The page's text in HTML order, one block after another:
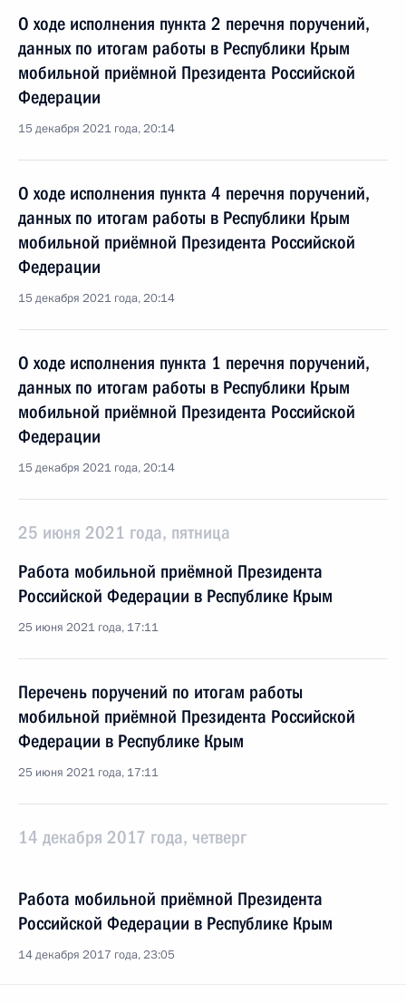
О ходе исполнения пункта 2 перечня поручений,
данных по итогам работы в Республики Крым
мобильной приёмной Президента Российской
Федерации
15 декабря 2021 года, 20:14
О ходе исполнения пункта 4 перечня поручений,
данных по итогам работы в Республики Крым
мобильной приёмной Президента Российской
Федерации
15 декабря 2021 года, 20:14
О ходе исполнения пункта 1 перечня поручений,
данных по итогам работы в Республики Крым
мобильной приёмной Президента Российской
Федерации
15 декабря 2021 года, 20:14
25 июня 2021 года, пятница
Работа мобильной приёмной Президента
Российской Федерации в Республике Крым
25 июня 2021 года, 17:11
Перечень поручений по итогам работы
мобильной приёмной Президента Российской
Федерации в Республике Крым
25 июня 2021 года, 17:11
14 декабря 2017 года, четверг
Работа мобильной приёмной Президента
Российской Федерации в Республике Крым
14 декабря 2017 года, 23:05